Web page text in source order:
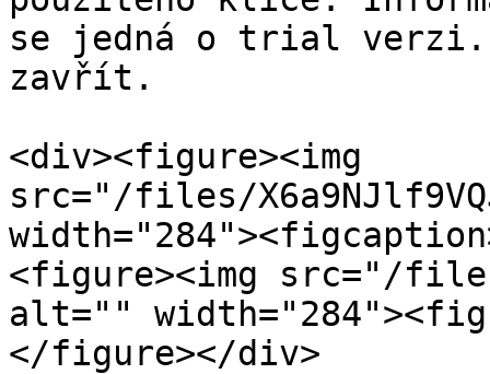
se jedná o trial verzi.
zavřít.
<div><figure><img
src="/files/
<figure><img src="/files/
alt=""
</figure></div>